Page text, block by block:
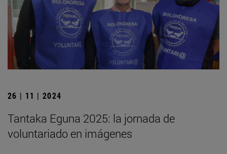
26 | 11 | 2024
Tantaka Eguna 2025: la jornada de
voluntariado en imágenes